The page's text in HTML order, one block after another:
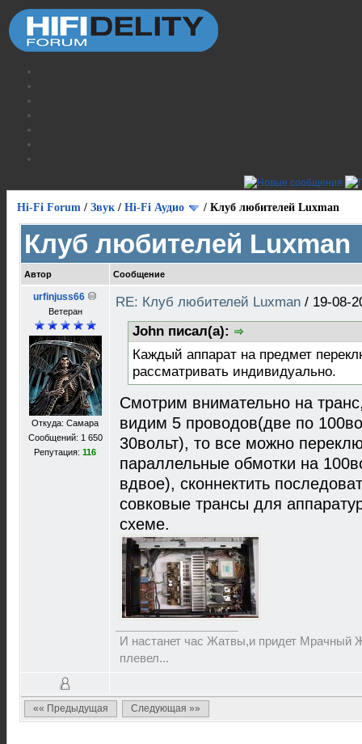
Hi-Fi Forum / Звук / Hi-Fi Аудио / Клуб любителей Luxman
Клуб любителей Luxman
Автор Сообщение
urfinjuss66
Ветеран
Откуда: Самара
Сообщений: 1 650
Репутация: 116
RE: Клуб любителей Luxman / 19-08-
John писал(а):
Каждый аппарат на предмет
рассматривать индивидуально.
Смотрим внимательно на
видим 5 проводов(две по
30вольт), то все можно
параллельные обмотки на
вдвое), сконнектить
совковые трансы для
схеме.
И настанет час Жатвы,и придет Мрачный
плевел...
«« Предыдущая Следующая »»